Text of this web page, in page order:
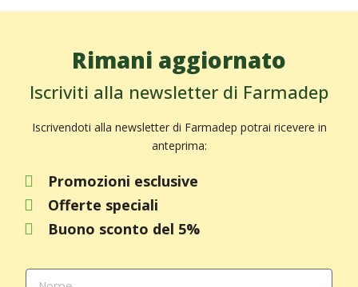
Rimani aggiornato
Iscriviti alla newsletter di Farmadep
Iscrivendoti alla newsletter di Farmadep potrai ricevere in
anteprima:
Promozioni esclusive
Offerte speciali
Buono sconto del 5%